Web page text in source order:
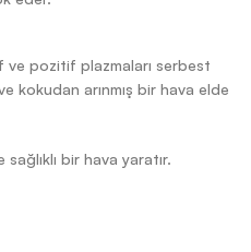
ve pozitif plazmaları serbest
kokudan arınmış bir hava elde
bir hava yaratır.